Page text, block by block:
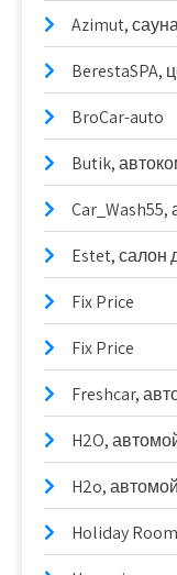
Azimut,
BerestaSPA,
BroCar-auto
Butik,
Estet, салон
Fix Price
Fix Price
Freshcar,
H2O,
H2o,
Holiday